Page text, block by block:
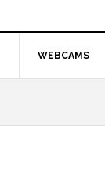
WEBCAMS